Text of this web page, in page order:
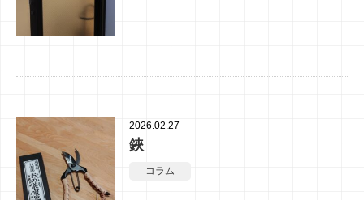
2026.02.27
鋏
コラム